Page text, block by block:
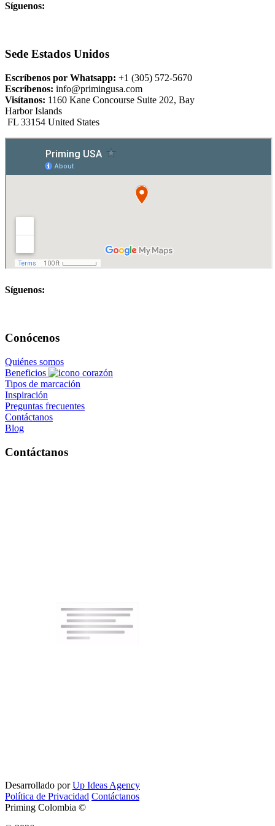
Síguenos:
Sede Estados Unidos
Escríbenos por Whatsapp: +1 (305) 572-5670
Escríbenos: info@primingusa.com
Visítanos: 1160 Kane Concourse Suite 202, Bay
Harbor Islands
FL 33154 United States
Síguenos:
Conócenos
Quiénes somos
Beneficios
Tipos de marcación
Inspiración
Preguntas frecuentes
Contáctanos
Blog
Contáctanos
Desarrollado porUp Ideas Agency
Política de Privacidad Contáctanos
Priming Colombia ©